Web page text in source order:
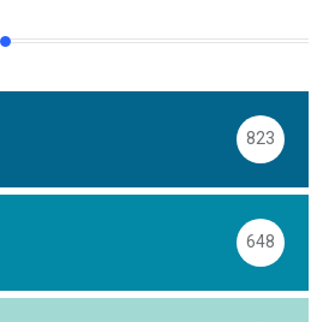
823
648